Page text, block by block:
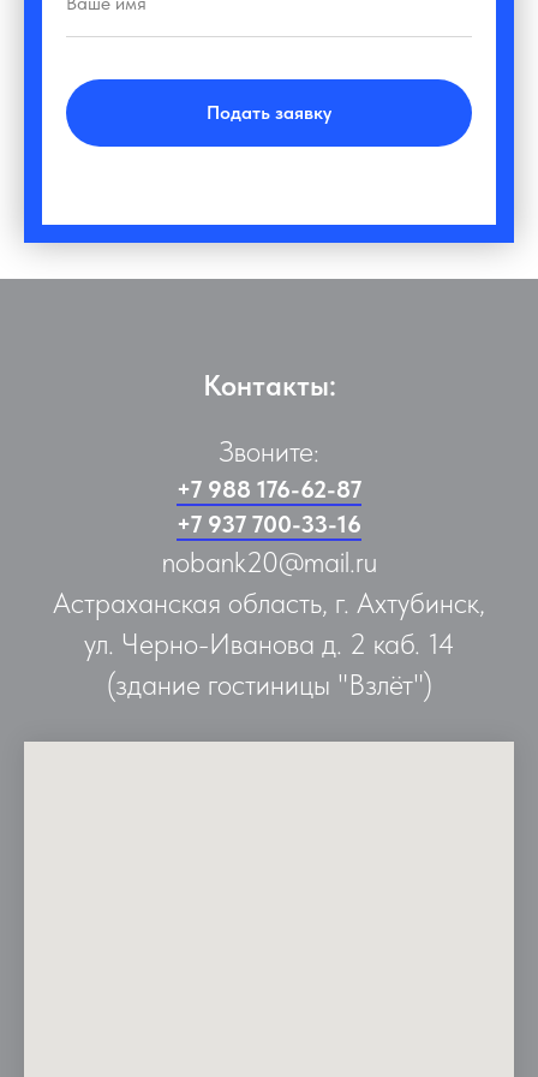
Подать заявку
Контакты:
Звоните:
+7 988 176-62-87
+7 937 700-33-16
nobank20@mail.ru
Астраханская область, г. Ахтубинск,
ул. Черно-Иванова д. 2 каб. 14
(здание гостиницы "Взлёт")